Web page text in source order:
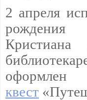
2 апреля
рождения
квест